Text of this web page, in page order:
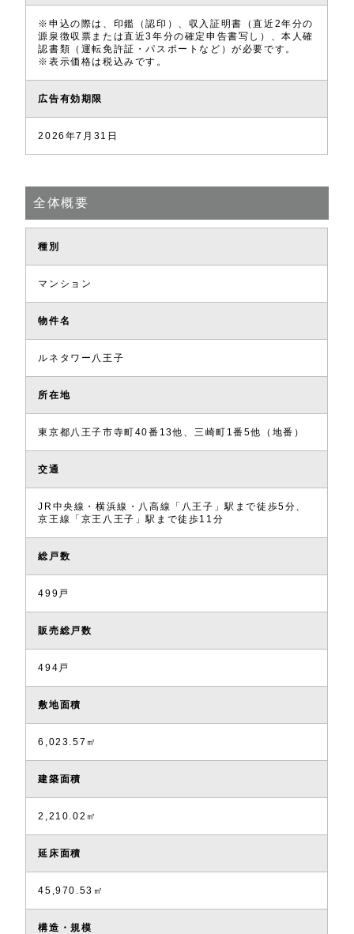
※申込の際は、印鑑（認印）、収入証明書（直近2年分の
源泉徴収票または直近3年分の確定申告書写し）、本人確
認書類（運転免許証・パスポートなど）が必要です。
※表示価格は税込みです。
広告有効期限
2026年7月31日
全体概要
種別
マンション
物件名
ルネタワー八王子
所在地
東京都八王子市寺町40番13他、三崎町1番5他（地番）
交通
JR中央線・横浜線・八高線「八王子」駅まで徒歩5分、
京王線「京王八王子」駅まで徒歩11分
総戸数
499戸
販売総戸数
494戸
敷地面積
6,023.57㎡
建築面積
2,210.02㎡
延床面積
45,970.53㎡
構造・規模